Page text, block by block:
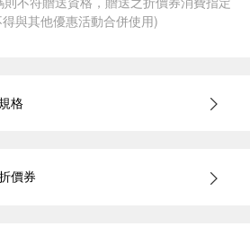
與其他優惠活動合併使用)
格
價券